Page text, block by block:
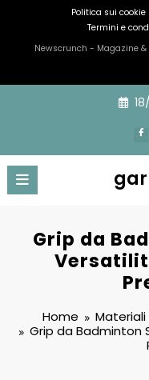
Politica sui cookie
Termini e
Newscrunch - Magazine &
Grip da
Home
Grip da Badminton